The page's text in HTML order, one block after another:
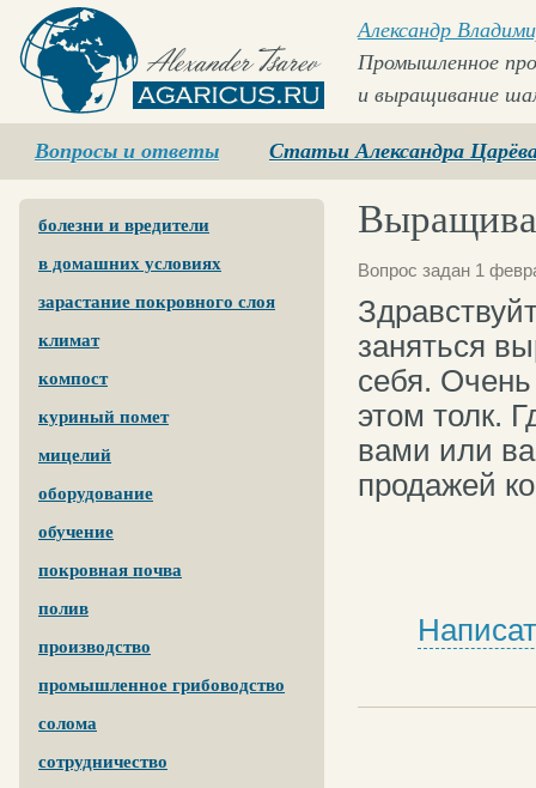
Agaricus.ru
Александр
Промышленное
и выращивание
Вопросы и ответы Статьи Александра
болезни и вредители
в домашних условиях
зарастание покровного слоя
климат
компост
куриный помет
мицелий
оборудование
обучение
покровная почва
полив
производство
промышленное грибоводство
солома
сотрудничество
Вопрос задан 1
заняться
себя.
этом толк.
вами или
продажей